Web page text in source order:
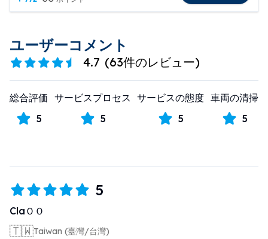
ユーザーコメント
4.7 (63件のレビュー)
総合評価
5
サービスプロセス
5
サービスの態度
5
車両の清掃
5
5
ClaＯＯ
🇹🇼Taiwan (臺灣/台灣)